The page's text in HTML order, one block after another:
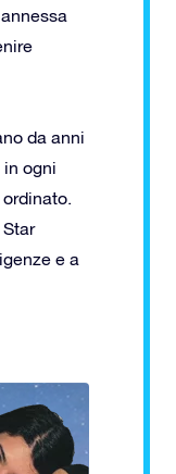
da anni
ogni
e a